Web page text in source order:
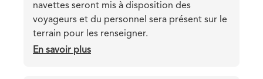
navettes seront mis à disposition des
voyageurs et du personnel sera présent sur le
terrain pour les renseigner.
En savoir plus